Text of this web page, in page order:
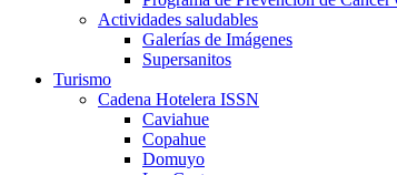
Actividades saludables
Galerías de Imágenes
Supersanitos
Turismo
Cadena Hotelera ISSN
Caviahue
Copahue
Domuyo